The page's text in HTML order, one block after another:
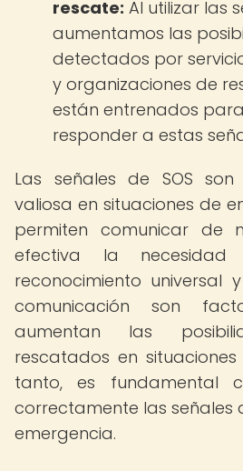
rescate: Al utilizar las
aumentamos las
detectados por
y organizaciones de
están entrenados
responder a estas
Las señales de SOS
valiosa en situaciones de
permiten comunicar de
efectiva la
reconocimiento universal
comunicación son
aumentan las
rescatados en
tanto, es fundamental
correctamente las señales
emergencia.